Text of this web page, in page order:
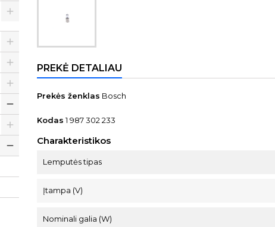
PREKĖ DETALIAU
Prekės ženklas Bosch
Kodas 1 987 302 233
Charakteristikos
Lemputės tipas
Įtampa (V)
Nominali galia (W)